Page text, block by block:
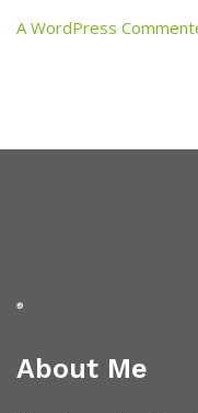
A WordPress
About Me